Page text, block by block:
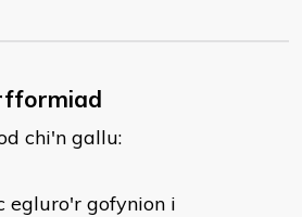
chi'n gallu:
egluro'r gofynion i